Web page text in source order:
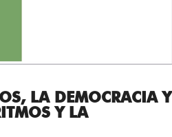
LA DEMOCRACIA Y
Y LA